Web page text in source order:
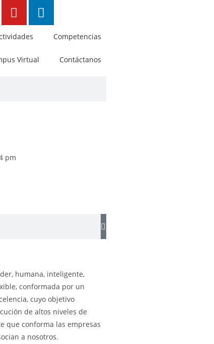
Competencias
Virtual Contáctanos
pm
humana, inteligente,
conformada por un
cuyo objetivo
de altos niveles de
que conforma las empresas
a nosotros.